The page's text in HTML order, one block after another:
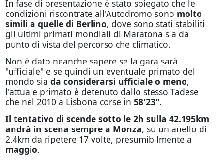
In fase di presentazione è stato spiegato che le
condizioni riscontrate all'Autodromo sono molto
simili a quelle di Berlino, dove sono stati stabiliti
gli ultimi primati mondiali di Maratona sia da
punto di vista del percorso che climatico.
Non è dato neanche sapere se la gara sarà
"ufficiale" e se quindi un eventuale primato del
mondo sia da considerarsi ufficiale o meno,
l'attuale primato è detenuto dallo stesso Tadese
che nel 2010 a Lisbona corse in 58'23".
Il tentativo di scende sotto le 2h sulla 42.195km
andrà in scena sempre a Monza, su un anello di
2.4km da ripetere 17 volte, presumibilmente a
maggio.